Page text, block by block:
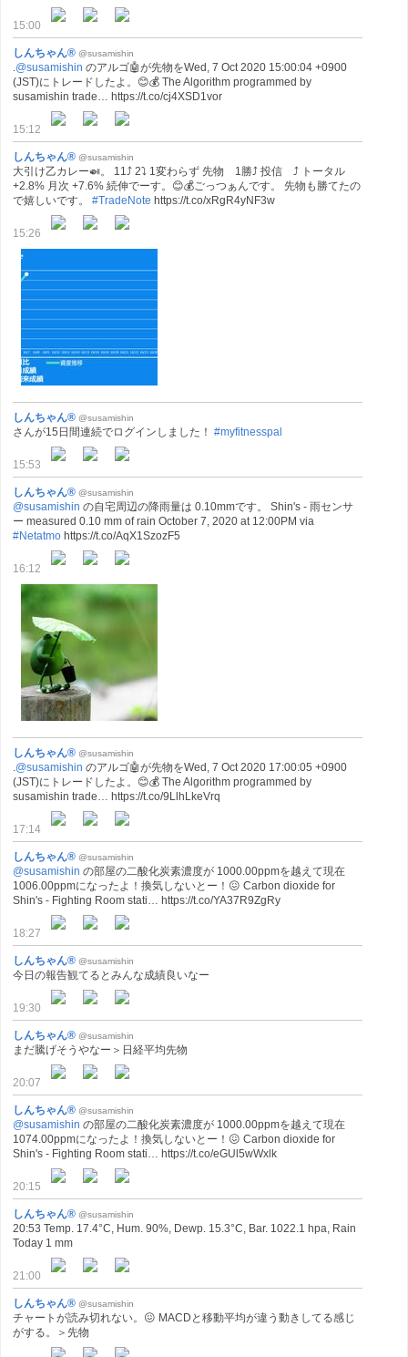
15:00
しんちゃん® @susamishin
.@susamishin のアルゴ🤖が先物をWed, 7 Oct 2020 15:00:04 +0900
(JST)にトレードしたよ。😊💰 The Algorithm programmed by
susamishin trade… https://t.co/cj4XSD1vor
15:12
しんちゃん® @susamishin
大引け乙カレー🍛。 11⤴ 2⤵ 1変わらず 先物 1勝⤴ 投信 ⤴ トータル
+2.8% 月次 +7.6% 続伸でーす。😊💰ごっつぁんです。 先物も勝てたの
で嬉しいです。 #TradeNote https://t.co/xRgR4yNF3w
15:26
しんちゃん® @susamishin
さんが15日間連続でログインしました！ #myfitnesspal
15:53
しんちゃん® @susamishin
@susamishin の自宅周辺の降雨量は 0.10mmです。 Shin's - 雨センサ
ー measured 0.10 mm of rain October 7, 2020 at 12:00PM via
#Netatmo https://t.co/AqX1SzozF5
16:12
しんちゃん® @susamishin
.@susamishin のアルゴ🤖が先物をWed, 7 Oct 2020 17:00:05 +0900
(JST)にトレードしたよ。😊💰 The Algorithm programmed by
susamishin trade… https://t.co/9LlhLkeVrq
17:14
しんちゃん® @susamishin
@susamishin の部屋の二酸化炭素濃度が 1000.00ppmを越えて現在
1006.00ppmになったよ！換気しないとー！😖 Carbon dioxide for
Shin's - Fighting Room stati… https://t.co/YA37R9ZgRy
18:27
しんちゃん® @susamishin
今日の報告観てるとみんな成績良いなー
19:30
しんちゃん® @susamishin
まだ騰げそうやなー＞日経平均先物
20:07
しんちゃん® @susamishin
@susamishin の部屋の二酸化炭素濃度が 1000.00ppmを越えて現在
1074.00ppmになったよ！換気しないとー！😖 Carbon dioxide for
Shin's - Fighting Room stati… https://t.co/eGUl5wWxlk
20:15
しんちゃん® @susamishin
20:53 Temp. 17.4°C, Hum. 90%, Dewp. 15.3°C, Bar. 1022.1 hpa, Rain
Today 1 mm
21:00
しんちゃん® @susamishin
チャートが読み切れない。😖 MACDと移動平均が違う動きしてる感じ
がする。＞先物